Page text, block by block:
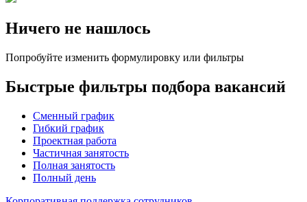
Ничего не нашлось
Попробуйте изменить формулировку или фильтры
Быстрые фильтры подбора вакансий
Сменный график
Гибкий график
Проектная работа
Частичная занятость
Полная занятость
Полный день